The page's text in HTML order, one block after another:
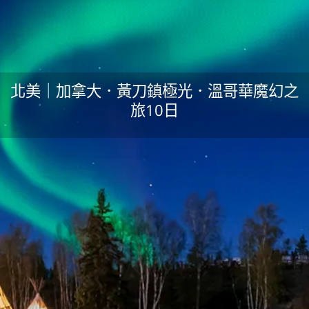
北美｜加拿大．黃刀鎮極光．溫哥華魔幻之
旅10日